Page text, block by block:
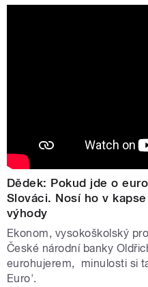
Dědek: Pokud jde o
Slováci. Nosí ho v
výhody
Ekonom, vysokoškolský
České národní banky
eurohujerem, minulosti si
Euro'.